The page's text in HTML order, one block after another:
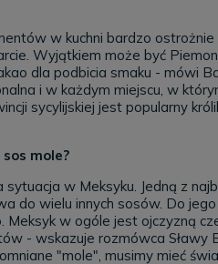
w kuchni bardzo
Wyjątkiem może być
dla podbicia smaku - mówi
i w każdym miejscu, w
sycylijskiej jest popularny
mole?
sytuacja w Meksyku. Jedną z
do wielu innych sosów. Do
Meksyk w ogóle jest ojczyzną
- wskazuje rozmówca Sławy
"mole", musimy mieć